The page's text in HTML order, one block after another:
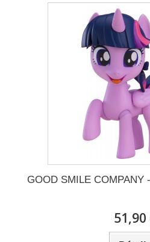
GOOD SMILE COMPANY
51,90